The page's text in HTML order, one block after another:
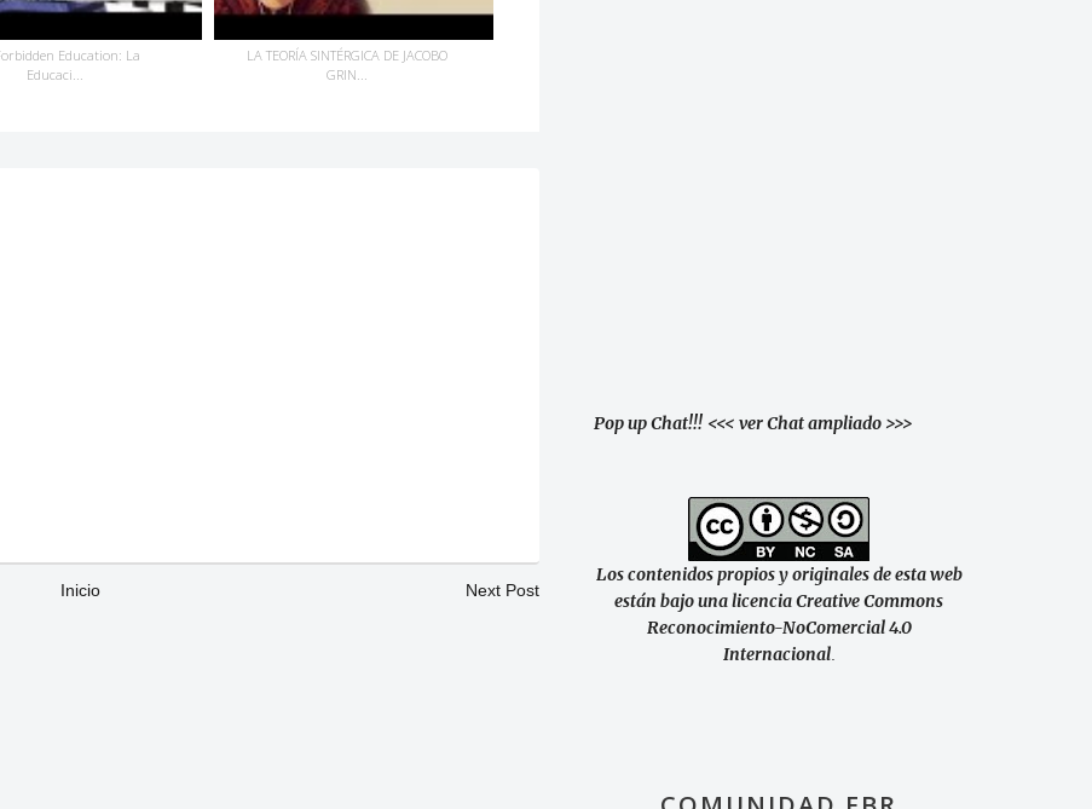
Education: La
Educaci...
LA TEORÍA SINTÉRGICA DE JACOBO
GRIN...
Inicio Next Post
Pop up Chat!!! <<< ver Chat ampliado >>>
Los contenidos propios y originales de esta web
están bajo una licencia Creative Commons
Reconocimiento-NoComercial 4.0
Internacional.